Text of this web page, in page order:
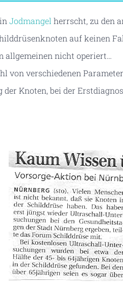
Jodmangel herrscht, zu den
auf keinen
allgemeinen nicht operiert…
von verschiedenen
Knoten, bei der